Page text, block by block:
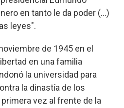
en tanto le da poder (...)
leyes".
de 1945 en el
en una familia
la universidad para
la dinastía de los
vez al frente de la